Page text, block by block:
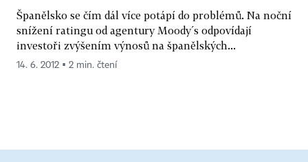
Španělsko se čím dál více potápí do problémů. Na noční
snížení ratingu od agentury Moody´s odpovídají
investoři zvýšením výnosů na španělských...
14. 6. 2012 ▪ 2 min. čtení